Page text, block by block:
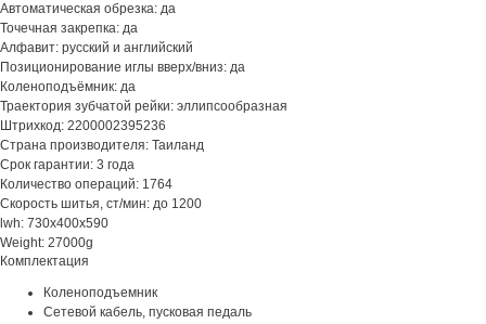
Автоматическая обрезка: да
Точечная закрепка: да
Алфавит: русский и английский
Позиционирование иглы вверх/вниз: да
Коленоподъёмник: да
Траектория зубчатой рейки: эллипсообразная
Штрихкод: 2200002395236
Страна производителя: Таиланд
Срок гарантии: 3 года
Количество операций: 1764
Скорость шитья, ст/мин: до 1200
lwh: 730x400x590
Weight: 27000g
Комплектация
Коленоподъемник
Сетевой кабель, пусковая педаль